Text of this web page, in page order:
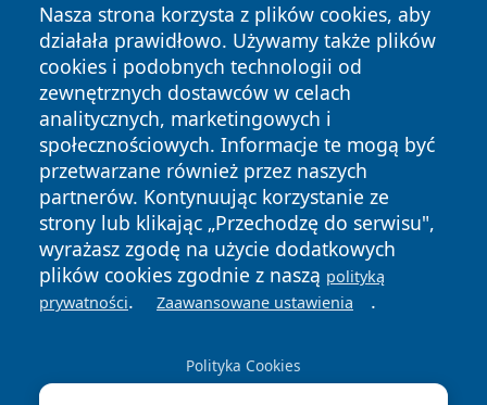
Nasza strona korzysta z plików cookies, aby
działała prawidłowo. Używamy także plików
cookies i podobnych technologii od
zewnętrznych dostawców w celach
analitycznych, marketingowych i
społecznościowych. Informacje te mogą być
przetwarzane również przez naszych
partnerów. Kontynuując korzystanie ze
strony lub klikając „Przechodzę do serwisu",
wyrażasz zgodę na użycie dodatkowych
plików cookies zgodnie z naszą polityką
prywatności. Zaawansowane ustawienia .
Polityka Cookies
Copyright © 2026 nowinypilskie.pl Wszystkie prawa
zastrzeżone.
News Autorzy
Polityka
Prywatności
Polityka
Cookies